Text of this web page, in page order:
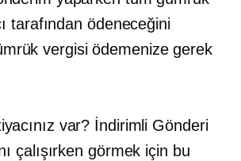
tarafından ödeneceğini
vergisi ödemenize gerek
var? İndirimli Gönderi
çalışırken görmek için bu